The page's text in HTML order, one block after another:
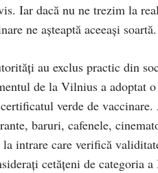
Iar dacă nu ne trezim la
ne așteaptă aceeași soartă.
au exclus practic din
de la Vilnius a adoptat
verde de
baruri, cafenele,
la intrare care verifică
cetățeni de categoria